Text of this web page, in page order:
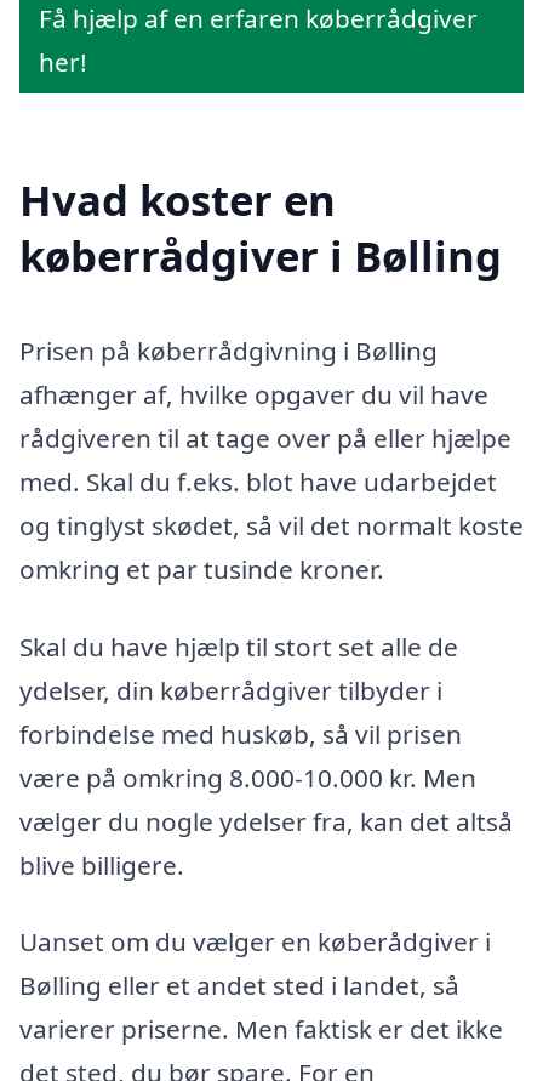
Få hjælp af en erfaren køberrådgiver
her!
Hvad koster en
køberrådgiver i Bølling
Prisen på køberrådgivning i Bølling
afhænger af, hvilke opgaver du vil have
rådgiveren til at tage over på eller hjælpe
med. Skal du f.eks. blot have udarbejdet
og tinglyst skødet, så vil det normalt koste
omkring et par tusinde kroner.
Skal du have hjælp til stort set alle de
ydelser, din køberrådgiver tilbyder i
forbindelse med huskøb, så vil prisen
være på omkring 8.000-10.000 kr. Men
vælger du nogle ydelser fra, kan det altså
blive billigere.
Uanset om du vælger en køberådgiver i
Bølling eller et andet sted i landet, så
varierer priserne. Men faktisk er det ikke
det sted, du bør spare. For en